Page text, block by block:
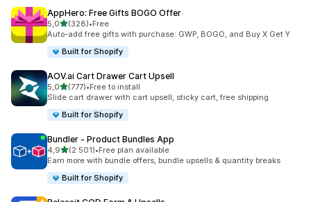
AppHero: Free Gifts BOGO Offer
5,0na 5 gwiazdek
(328)
Łączna liczba recenzji: 328
•Free
Auto-add free gifts with purchase: GWP, BOGO, and Buy X Get Y
Built for Shopify
AOV.ai Cart Drawer Cart Upsell
5,0na 5 gwiazdek
(777)
Łączna liczba recenzji: 777
•Free to install
Slide cart drawer with cart upsell, sticky cart, free shipping
Built for Shopify
Bundler ‑ Product Bundles App
4,9na 5 gwiazdek
(2 501)
Łączna liczba recenzji: 2501
•Free plan available
Earn more with bundle offers, bundle upsells & quantity breaks
Built for Shopify